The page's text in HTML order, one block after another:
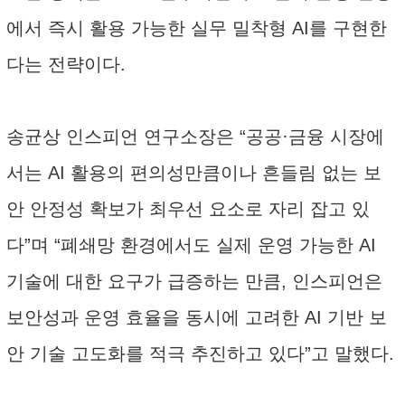
에서 즉시 활용 가능한 실무 밀착형 AI를 구현한
다는 전략이다.
송균상 인스피언 연구소장은 “공공·금융 시장에
서는 AI 활용의 편의성만큼이나 흔들림 없는 보
안 안정성 확보가 최우선 요소로 자리 잡고 있
다”며 “폐쇄망 환경에서도 실제 운영 가능한 AI
기술에 대한 요구가 급증하는 만큼, 인스피언은
보안성과 운영 효율을 동시에 고려한 AI 기반 보
안 기술 고도화를 적극 추진하고 있다”고 말했다.